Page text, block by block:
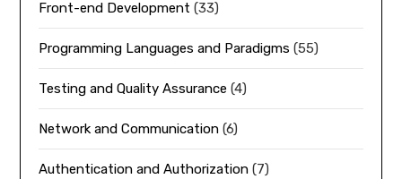
Front-end Development (33)
Programming Languages and Paradigms (55)
Testing and Quality Assurance (4)
Network and Communication (6)
Authentication and Authorization (7)